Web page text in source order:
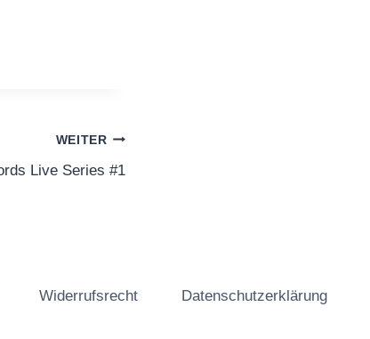
WEITER
Live Series #1
Widerrufsrecht Datenschutzerklärung